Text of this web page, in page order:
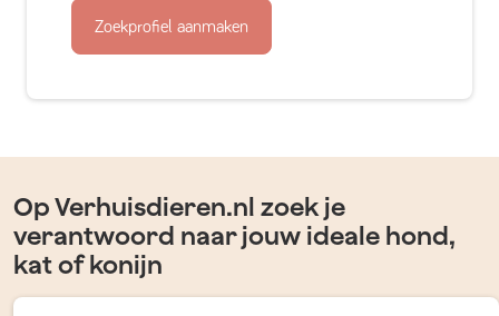
Zoekprofiel aanmaken
Op Verhuisdieren.nl zoek je
verantwoord naar jouw ideale hond,
kat of konijn